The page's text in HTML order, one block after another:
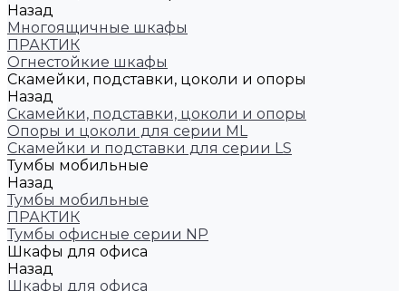
Назад
Многоящичные шкафы
ПРАКТИК
Огнестойкие шкафы
Скамейки, подставки, цоколи и опоры
Назад
Скамейки, подставки, цоколи и опоры
Опоры и цоколи для серии ML
Скамейки и подставки для серии LS
Тумбы мобильные
Назад
Тумбы мобильные
ПРАКТИК
Тумбы офисные серии NP
Шкафы для офиса
Назад
Шкафы для офиса